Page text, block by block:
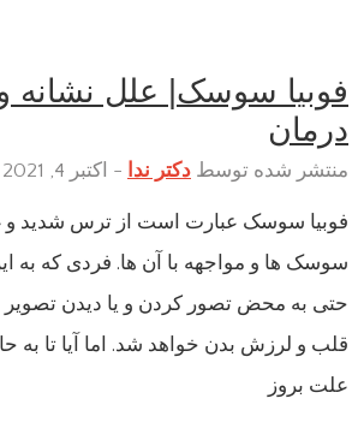
فوبیا سوسک| علل نشانه و
درمان
منتشر شده توسط دکتر ندا - اکتبر 4, 2021
فوبیا سوسک عبارت است از ترس شدید و
سوسک ها و مواجهه با آن ها. فردی که به
حتی به محض تصور کردن و یا دیدن
قلب و لرزش بدن خواهد شد. اما آیا تا به
علت بروز